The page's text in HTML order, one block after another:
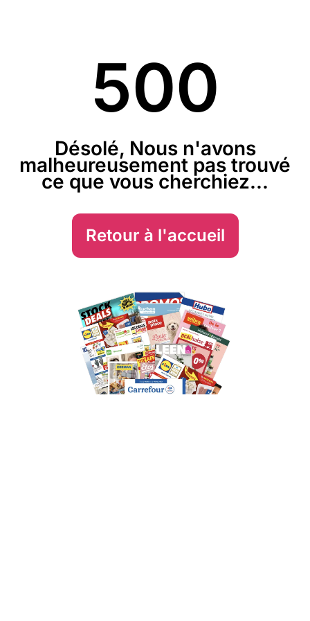
500
Désolé, Nous n'avons
malheureusement pas trouvé
ce que vous cherchiez...
Retour à l'accueil